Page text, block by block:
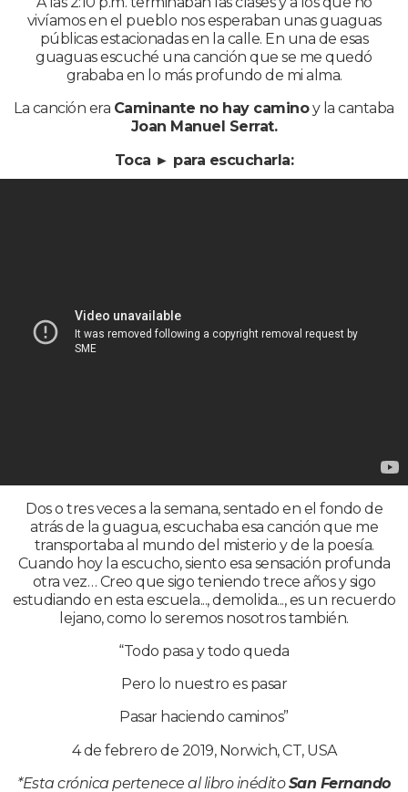
vivíamos en el pueblo nos esperaban unas guaguas
públicas estacionadas en la calle. En una de esas
guaguas escuché una canción que se me quedó
grababa en lo más profundo de mi alma.
La canción era Caminante no hay caminoy la cantaba
Joan Manuel Serrat.
Toca ► para escucharla:
Dos o tres veces a la semana, sentado en el fondo de
atrás de la guagua, escuchaba esa canción que me
transportaba al mundo del misterio y de la poesía.
Cuando hoy la escucho, siento esa sensación profunda
otra vez… Creo que sigo teniendo trece años y sigo
estudiando en esta escuela..., demolida..., es un recuerdo
lejano, como lo seremos nosotros también.
“Todo pasa y todo queda
Pero lo nuestro es pasar
Pasar haciendo caminos”
4 de febrero de 2019, Norwich, CT, USA
*Esta crónica pertenece al libro inéditoSan Fernando